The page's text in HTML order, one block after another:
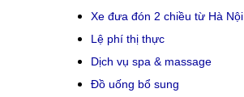
Xe đưa đón 2 chiều từ Hà Nội
Lệ phí thị thực
Dịch vụ spa & massage
Đồ uống bổ sung